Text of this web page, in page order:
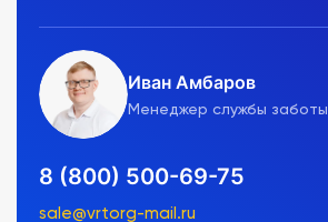
Иван Амбаров
Менеджер службы
8 (800) 500-69-75
sale@vrtorg-mail.ru